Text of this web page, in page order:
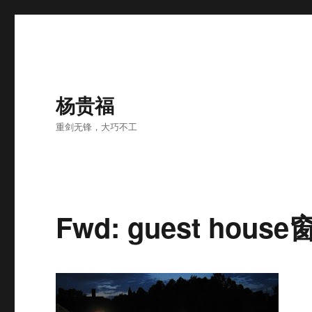
杨贵福
重剑无锋，大巧不工
Fwd: guest house